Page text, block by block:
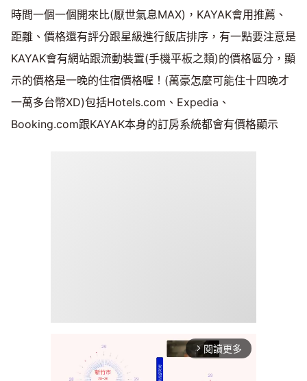
時間一個一個開來比(厭世氣息MAX)，KAYAK會用推薦、
距離、價格還有評分跟星級進行飯店排序，有一點要注意是
KAYAK會有網站跟流動裝置(手機平板之類)的價格區分，顯
示的價格是一晚的住宿價格喔！(萬豪怎麼可能住十四晚才
一萬多台幣XD)包括Hotels.com、Expedia、
Booking.com跟KAYAK本身的訂房系統都會有價格顯示
arrow_forward_ios 閱讀更多